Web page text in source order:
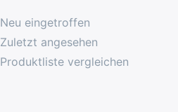
Neu eingetroffen
Zuletzt angesehen
Produktliste vergleichen